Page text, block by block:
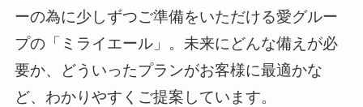
ーの為に少しずつご準備をいただける愛グルー
プの「ミライエール」。未来にどんな備えが必
要か、どういったプランがお客様に最適かな
ど、わかりやすくご提案しています。